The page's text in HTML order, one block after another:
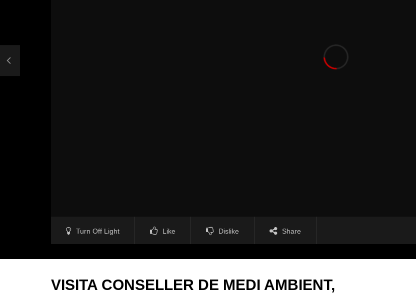
Turn Off Light Like Dislike Share
VISITA CONSELLER DE MEDI AMBIENT,